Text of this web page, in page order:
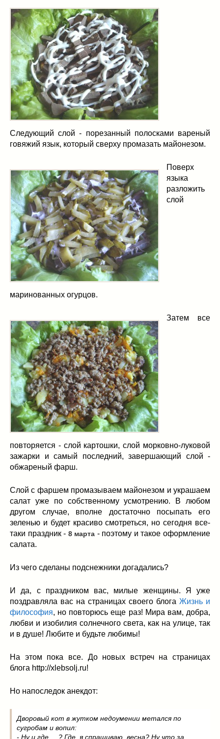
Следующий слой - порезанный полосками вареный
говяжий язык, который сверху промазать майонезом.
Поверх
языка
разложить
слой
маринованных огурцов.
Затем все
повторяется - слой картошки, слой морковно-луковой
зажарки и самый последний, завершающий слой -
обжареный фарш.
Слой с фаршем промазываем майонезом и украшаем
салат уже по собственному усмотрению. В любом
другом случае, вполне достаточно посыпать его
зеленью и будет красиво смотреться, но сегодня все-
таки праздник - 8 марта - поэтому и такое оформление
салата.
Из чего сделаны подснежники догадались?
И да, с праздником вас, милые женщины. Я уже
поздравляла вас на страницах своего блога Жизнь и
философия, но повторюсь еще раз! Мира вам, добра,
любви и изобилия солнечного света, как на улице, так
и в душе! Любите и будьте любимы!
На этом пока все. До новых встреч на страницах
блога http://xlebsolj.ru!
Но напоследок анекдот:
Дворовый кот в жутком недоумении метался по
сугробам и вопил:
- Ну и где ... ? Где, я спрашиваю, весна? Ну что за